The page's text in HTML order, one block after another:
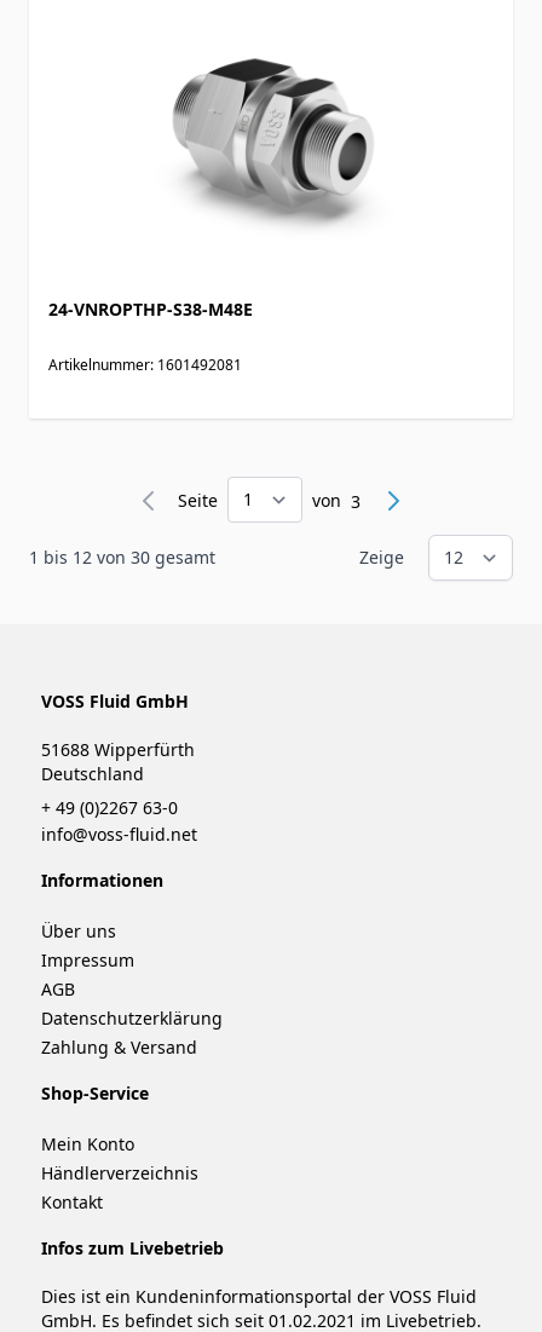
24-VNROPTHP-S38-M48E
Artikelnummer: 1601492081
1 bis 12 von 30 gesamt
Seite von Seite
3
Zeige
VOSS Fluid GmbH
51688 Wipperfürth
Deutschland
+ 49 (0)2267 63-0
info@voss-fluid.net
Informationen
Über uns
Impressum
AGB
Datenschutzerklärung
Zahlung & Versand
Shop-Service
Mein Konto
Händlerverzeichnis
Kontakt
Infos zum Livebetrieb
Dies ist ein Kundeninformationsportal der VOSS Fluid
GmbH. Es befindet sich seit 01.02.2021 im Livebetrieb.